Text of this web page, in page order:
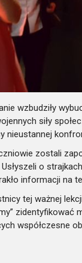
wzbudziły
siły
nieustannej
zostali
o
informacji
tej ważnej
współczesne